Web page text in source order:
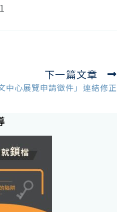
下一篇文章
中心展覽申請徵件」連結修正